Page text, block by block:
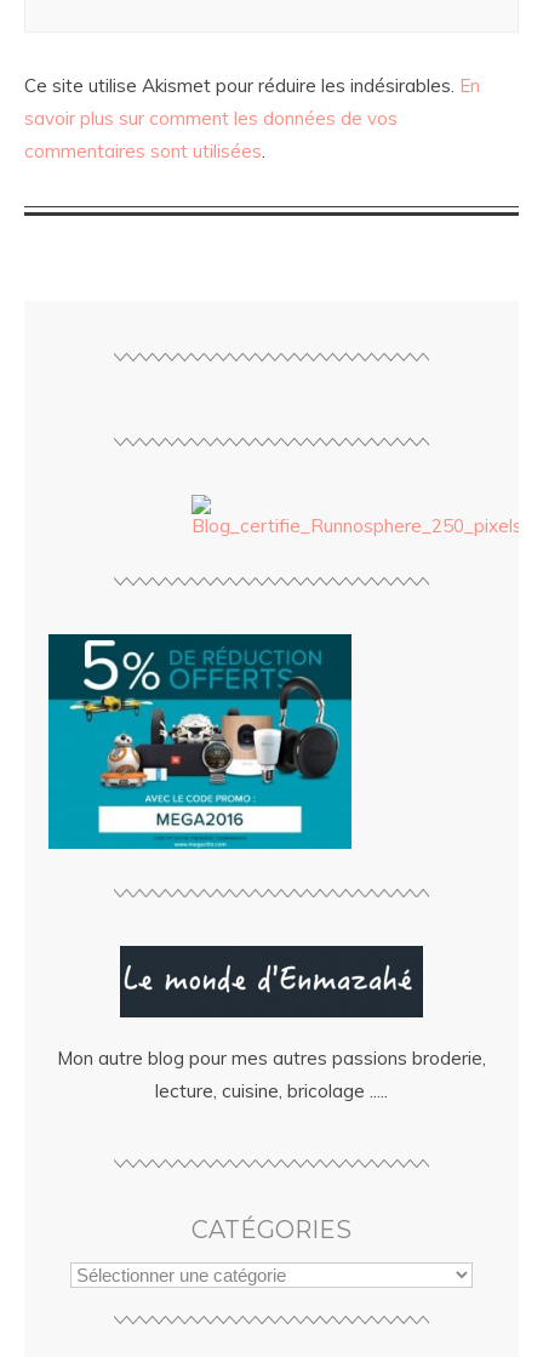
Ce site utilise Akismet pour réduire les indésirables. En
savoir plus sur comment les données de vos
commentaires sont utilisées.
Mon autre blog pour mes autres passions broderie,
lecture, cuisine, bricolage .....
CATÉGORIES